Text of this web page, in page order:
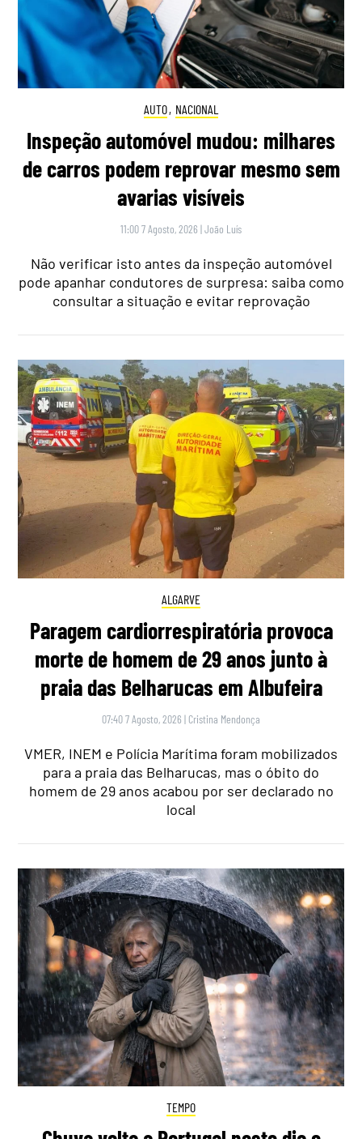
AUTO, NACIONAL
Inspeção automóvel mudou: milhares
de carros podem reprovar mesmo sem
avarias visíveis
11:00 7 Agosto, 2026 |João Luís
Não verificar isto antes da inspeção automóvel
pode apanhar condutores de surpresa: saiba como
consultar a situação e evitar reprovação
ALGARVE
Paragem cardiorrespiratória provoca
morte de homem de 29 anos junto à
praia das Belharucas em Albufeira
07:40 7 Agosto, 2026 | Cristina Mendonça
VMER, INEM e Polícia Marítima foram mobilizados
para a praia das Belharucas, mas o óbito do
homem de 29 anos acabou por ser declarado no
local
TEMPO